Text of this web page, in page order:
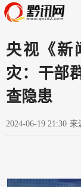
央视《新
灾：干部
查隐患
2024-06-19 21:30 来